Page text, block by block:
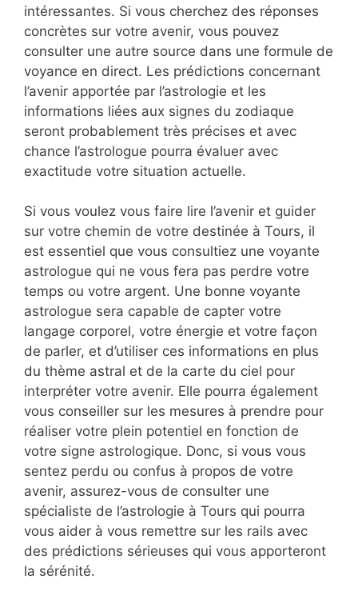
intéressantes. Si vous cherchez des réponses
concrètes sur votre avenir, vous pouvez
consulter une autre source dans une formule de
voyance en direct. Les prédictions concernant
l’avenir apportée par l’astrologie et les
informations liées aux signes du zodiaque
seront probablement très précises et avec
chance l’astrologue pourra évaluer avec
exactitude votre situation actuelle.
Si vous voulez vous faire lire l’avenir et guider
sur votre chemin de votre destinée à Tours, il
est essentiel que vous consultiez une voyante
astrologue qui ne vous fera pas perdre votre
temps ou votre argent. Une bonne voyante
astrologue sera capable de capter votre
langage corporel, votre énergie et votre façon
de parler, et d’utiliser ces informations en plus
du thème astral et de la carte du ciel pour
interpréter votre avenir. Elle pourra également
vous conseiller sur les mesures à prendre pour
réaliser votre plein potentiel en fonction de
votre signe astrologique. Donc, si vous vous
sentez perdu ou confus à propos de votre
avenir, assurez-vous de consulter une
spécialiste de l’astrologie à Tours qui pourra
vous aider à vous remettre sur les rails avec
des prédictions sérieuses qui vous apporteront
la sérénité.